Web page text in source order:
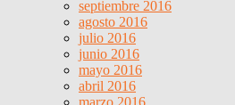
septiembre 2016
agosto 2016
julio 2016
junio 2016
mayo 2016
abril 2016
marzo 2016